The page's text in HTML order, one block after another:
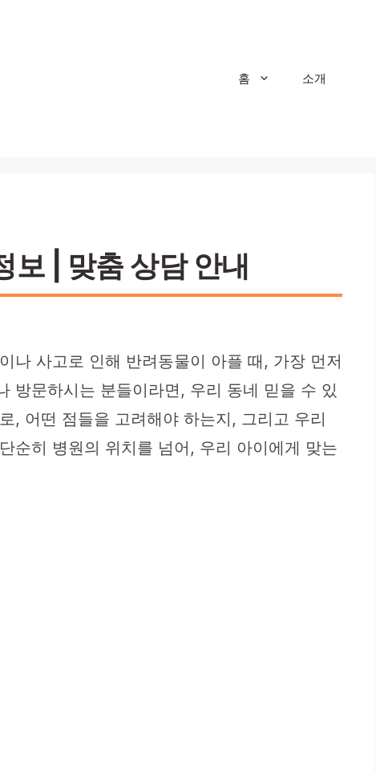
홈 소개
보 | 맞춤 상담 안내
나 사고로 인해 반려동물이 아플 때, 가장 먼저
방문하시는 분들이라면, 우리 동네 믿을 수 있
, 어떤 점들을 고려해야 하는지, 그리고 우리
순히 병원의 위치를 넘어, 우리 아이에게 맞는